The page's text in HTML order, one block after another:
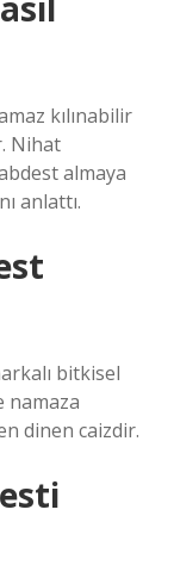
kılınabilir
Nihat
almaya
anlattı.
bitkisel
namaza
dinen caizdir.